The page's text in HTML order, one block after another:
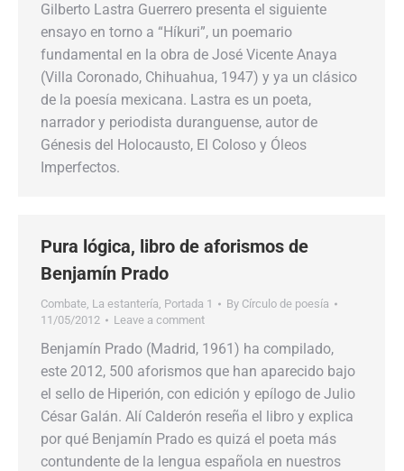
Gilberto Lastra Guerrero presenta el siguiente
ensayo en torno a “Híkuri”, un poemario
fundamental en la obra de José Vicente Anaya
(Villa Coronado, Chihuahua, 1947) y ya un clásico
de la poesía mexicana. Lastra es un poeta,
narrador y periodista duranguense, autor de
Génesis del Holocausto, El Coloso y Óleos
Imperfectos.
Pura lógica, libro de aforismos de
Benjamín Prado
Combate, La estantería, Portada 1 By Círculo de poesía
11/05/2012
Leave a comment
Benjamín Prado (Madrid, 1961) ha compilado,
este 2012, 500 aforismos que han aparecido bajo
el sello de Hiperión, con edición y epílogo de Julio
César Galán. Alí Calderón reseña el libro y explica
por qué Benjamín Prado es quizá el poeta más
contundente de la lengua española en nuestros